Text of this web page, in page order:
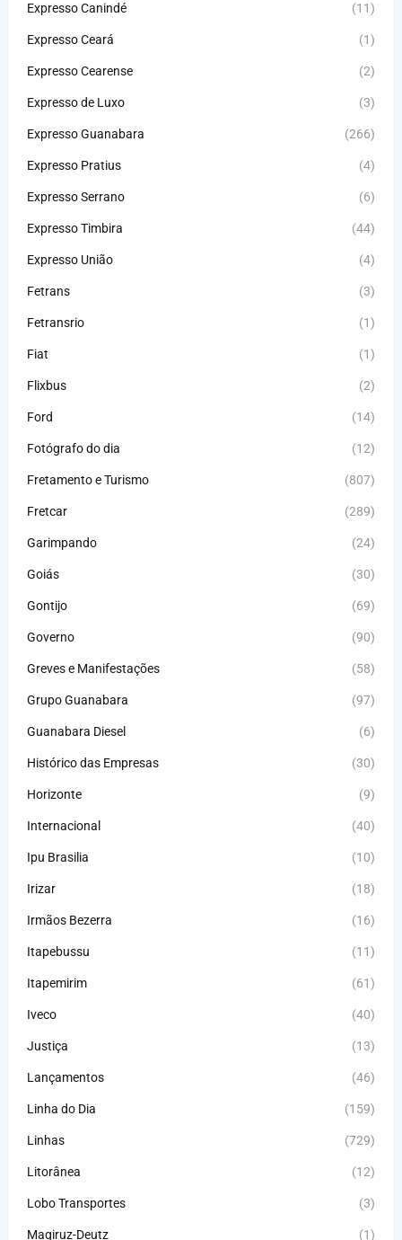
Expresso Canindé (11)
Expresso Ceará (1)
Expresso Cearense (2)
Expresso de Luxo (3)
Expresso Guanabara (266)
Expresso Pratius (4)
Expresso Serrano (6)
Expresso Timbira (44)
Expresso União (4)
Fetrans (3)
Fetransrio (1)
Fiat (1)
Flixbus (2)
Ford (14)
Fotógrafo do dia (12)
Fretamento e Turismo (807)
Fretcar (289)
Garimpando (24)
Goiás (30)
Gontijo (69)
Governo (90)
Greves e Manifestações (58)
Grupo Guanabara (97)
Guanabara Diesel (6)
Histórico das Empresas (30)
Horizonte (9)
Internacional (40)
Ipu Brasilia (10)
Irizar (18)
Irmãos Bezerra (16)
Itapebussu (11)
Itapemirim (61)
Iveco (40)
Justiça (13)
Lançamentos (46)
Linha do Dia (159)
Linhas (729)
Litorânea (12)
Lobo Transportes (3)
Magiruz-Deutz (1)